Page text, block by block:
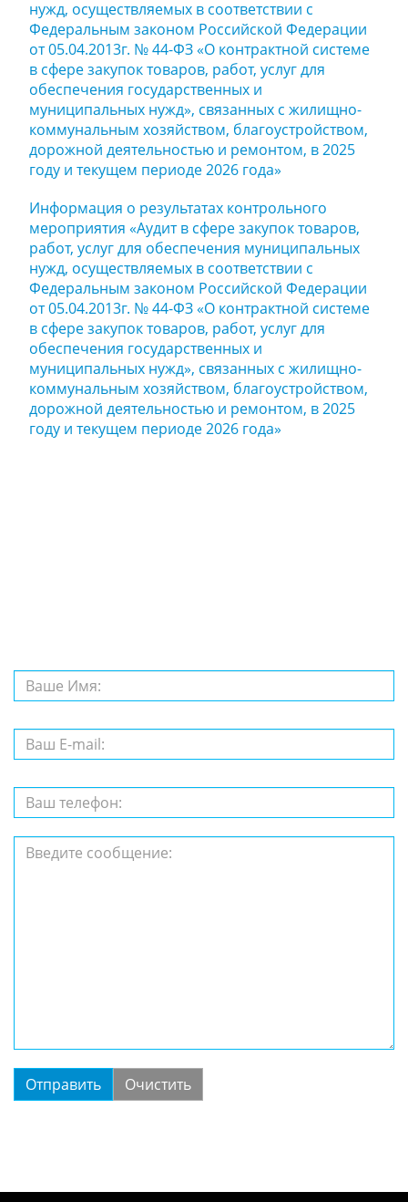
нужд, осуществляемых в соответствии с
Федеральным законом Российской Федерации
от 05.04.2013г. № 44-ФЗ «О контрактной системе
в сфере закупок товаров, работ, услуг для
обеспечения государственных и
муниципальных нужд», связанных с жилищно-
коммунальным хозяйством, благоустройством,
дорожной деятельностью и ремонтом, в 2025
году и текущем периоде 2026 года»
Информация о результатах контрольного
мероприятия «Аудит в сфере закупок товаров,
работ, услуг для обеспечения муниципальных
нужд, осуществляемых в соответствии с
Федеральным законом Российской Федерации
от 05.04.2013г. № 44-ФЗ «О контрактной системе
в сфере закупок товаров, работ, услуг для
обеспечения государственных и
муниципальных нужд», связанных с жилищно-
коммунальным хозяйством, благоустройством,
дорожной деятельностью и ремонтом, в 2025
году и текущем периоде 2026 года»